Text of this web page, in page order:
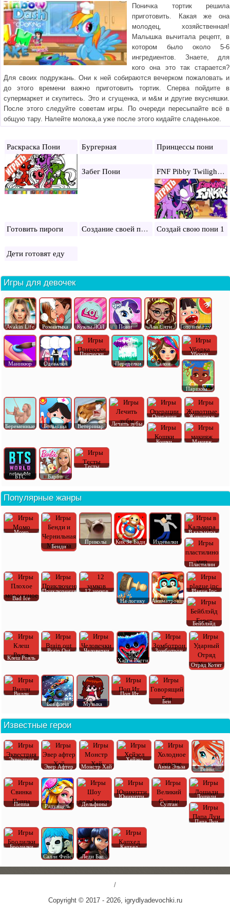
Поничка тортик решила
приготовить. Какая же она
молодец, хозяйственная!
Малышка вычитала рецепт, в
котором было около 5-6
ингредиентов. Знаете, для
кого она это так старается?
Для своих подружань. Они к ней собираются вечерком пожаловать и
до этого времени важно приготовить тортик. Сперва пойдите в
супермаркет и скупитесь. Это и сгущенка, и м&м и другие вкусняшки.
После этого следуйте советам игры. По очереди пересыпайте всё в
общую тару. Налейте молока,а уже после этого кидайте сладенькое.
Раскраска Пони Бургерная Принцессы пони
Забег Пони FNF Pibby Twilight Sparkle
Готовить пироги Создание своей пони 2 Создай свою пони 1
Дети готовят еду
Игры для девочек
Avakin Life Романтика Куклы ЛОЛ Пони Ава Сити Готовим еду
Маникюр Одевалки
Прически
Переделки
Салон
Уборка
Парикма..
Беременные Больница Ветеринар Лечить зубы
Операции Животные
Кошки Макияж
БТС Барби
Тесты
Популярные жанры
Момо
Бенди
Приколы Кик Зе Бади Издевалки
В кальмара
Пластилин
Bad Ice
Приключения
12 замков
На логику
Аниматроник
Plague Inc
Бейблэйд
Клеш Рояль
Brain Out
Человечки
Хагги Вагги
Зомботрон
Отряд Котят
Вилли
Без флеш
Музыка
Поп Ит
Бен
Известные герои
Эквестрия
Эвер Афтер
Монстр Хай
Хейзел
Анна Эльза
Винкс
Пеппа Рапунцель Дельфины
Юникитти
Султан
Лошади
Папа Луи
Бродилки
Салли Фейс
Леди Баг
Капхед
/
Copyright © 2017 - 2026, igrydlyadevochki.ru